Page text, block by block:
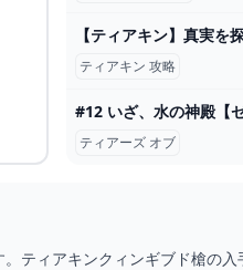
ティアキン 攻略
ティアーズ オブ
ティアキンクィンギブド槍の入